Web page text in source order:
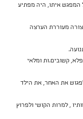
המפגש איתו, היה מפתיע
מעוררת הערצה
קשובים.ות ומלאי
את האחר, את הילד
, למרות הקושי ולפרוץ